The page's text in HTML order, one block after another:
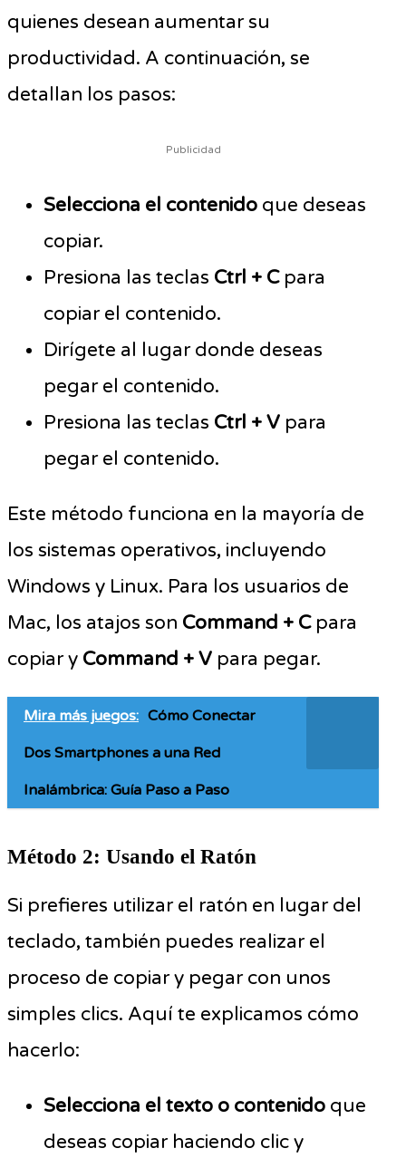
quienes desean aumentar su
productividad. A continuación, se
detallan los pasos:
Publicidad
Selecciona el contenido que deseas
copiar.
Presiona las teclas Ctrl + Cpara
copiar el contenido.
Dirígete al lugar donde deseas
pegar el contenido.
Presiona las teclas Ctrl + V para
pegar el contenido.
Este método funciona en la mayoría de
los sistemas operativos, incluyendo
Windows y Linux. Para los usuarios de
Mac, los atajos son Command + Cpara
copiar y Command + V para pegar.
Mira más juegos: Cómo Conectar
Dos Smartphones a una Red
Inalámbrica: Guía Paso a Paso
Método 2: Usando el Ratón
Si prefieres utilizar el ratón en lugar del
teclado, también puedes realizar el
proceso de copiar y pegar con unos
simples clics. Aquí te explicamos cómo
hacerlo:
Selecciona el texto o contenido que
deseas copiar haciendo clic y